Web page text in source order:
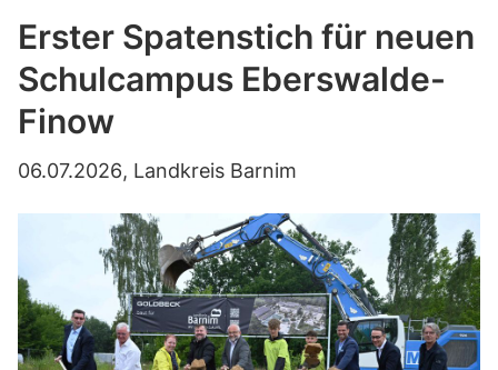
Erster Spatenstich für neuen
Schulcampus Eberswalde-
Finow
06.07.2026, Landkreis Barnim